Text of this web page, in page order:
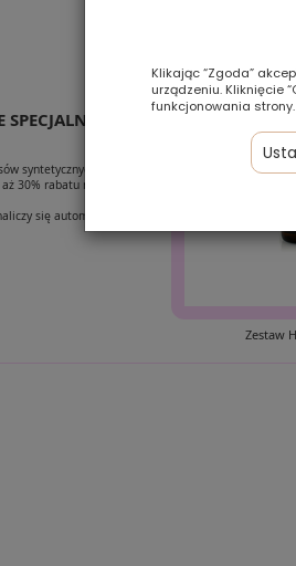
syntetycznych ciepły blond
30% rabatu na poniższy
się automatycznie.
Zestaw
Klikając “Zgoda”
urządzeniu. Kliknięcie
funkcjonowania